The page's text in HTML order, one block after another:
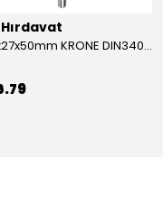
0.80x27x50mm KRONE DIN340 UZUN MATKAP UCU HSS 10 Adet